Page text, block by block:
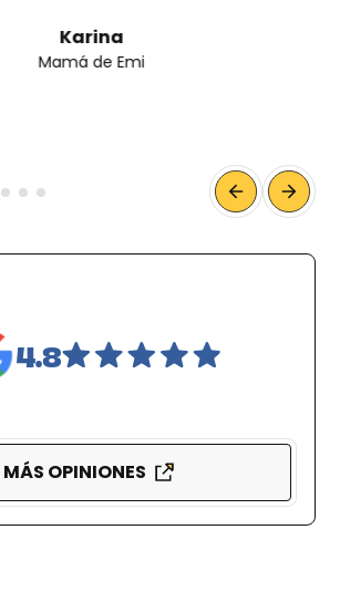
Karina
Mamá de Emi
4.8
MÁS OPINIONES